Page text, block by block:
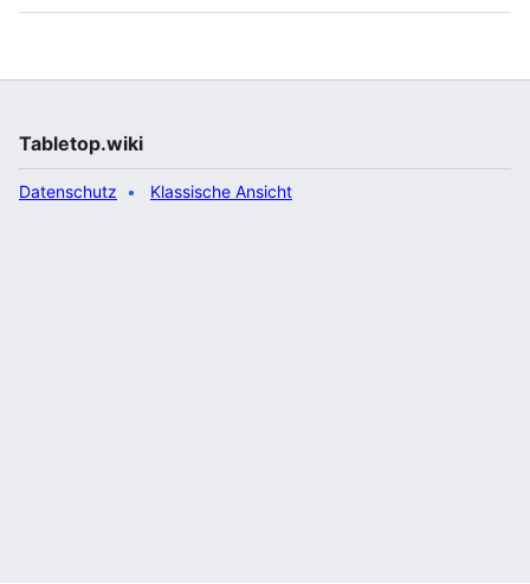
Tabletop.wiki
Datenschutz Klassische Ansicht